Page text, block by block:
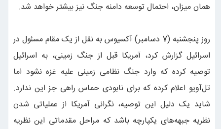
همان میزان، احتمال توسعه دامنه جنگ نیز بیشتر خواهد شد.
روز پنجشنبه (7 دسامبر) آکسیوس به نقل از یک مقام مسئول در
اسرائیل گزارش کرد، آمریکا قبل از جنگ زمینی، به اسرائیل
توصیه کرده که وارد جنگ نظامی زمینی علیه غزه نشود اما
تل‌آویو اعلام کرده که برای نابودی حماس راهی جز این ندارد.
شاید یک دلیل این توصیه، نگرانی آمریکا از عملیاتی شدن
نظریه جبهه‌های یکپارچه باشد که مراحل مقدماتی این نظریه